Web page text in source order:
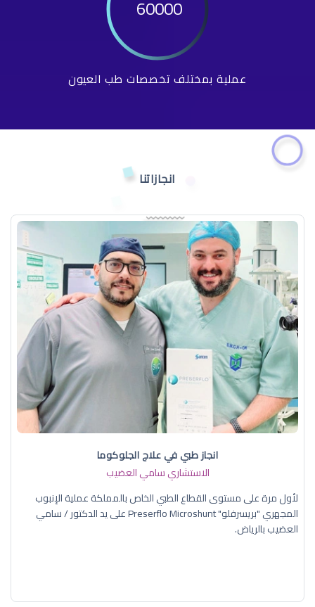
60000
عملية بمختلف تخصصات طب العيون
انجازاتنا
انجاز طبي في علاج الجلوكوما
الاستشاري سامي العضيب
لأول مرة على مستوى القطاع الطبي الخاص بالمملكة عملية الإنبوب
المجهري "بريسرفلو" Preserflo Microshunt على يد الدكتور / سامي
العضيب بالرياض.